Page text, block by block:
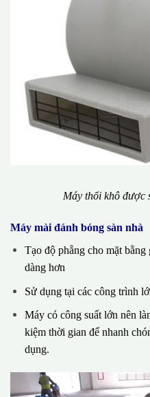
Máy thổi khô được
Máy mài đánh bóng sàn nhà
Tạo độ phẵng cho mặt
dàng hơn
Sử dụng tại các công trình
Máy có công suất lớn nên
kiệm thời gian để nhanh
dụng.